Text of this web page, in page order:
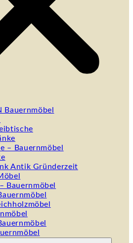
Bauernmöbel
– Bauernmöbel
Antik Gründerzeit
Bauernmöbel